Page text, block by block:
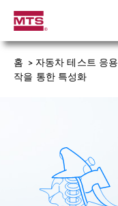
홈 > 자동차 테스트 응
작을 통한 특성화